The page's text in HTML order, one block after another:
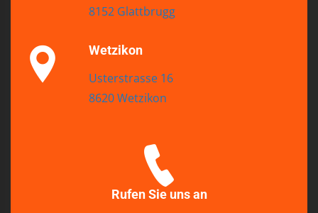
8152 Glattbrugg
Wetzikon
Usterstrasse 16
8620 Wetzikon
Rufen Sie uns an